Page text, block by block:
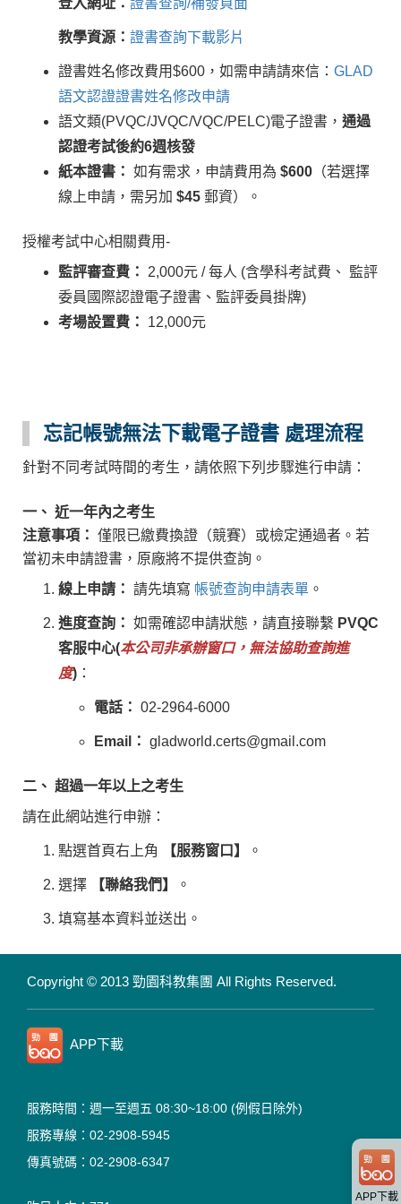
登入網址： 證書查詢/補發頁面
教學資源： 證書查詢下載影片
證書姓名修改費用$600，如需申請請來信： GLAD
語文認證證書姓名修改申請
語文類(PVQC/JVQC/VQC/PELC)電子證書， 通過
認證考試後約6週核發
紙本證書： 如有需求，申請費用為 $600 （若選擇
線上申請，需另加 $45 郵資）。
授權考試中心相關費用-
監評審查費：
2,000元 / 每人 (含學科考試費、 監評
委員國際認證電子證書、監評委員掛牌)
考場設置費：
12,000元
忘記帳號無法下載電子證書 處理流程
針對不同考試時間的考生，請依照下列步驟進行申請：
一、 近一年內之考生
注意事項： 僅限已繳費換證（競賽）或檢定通過者。若
當初未申請證書，原廠將不提供查詢。
線上申請： 請先填寫 帳號查詢申請表單 。
進度查詢： 如需確認申請狀態，請直接聯繫 PVQC
客服中心(本公司非承辦窗口，無法協助查詢進
度) ：
電話： 02-2964-6000
Email： gladworld.certs@gmail.com
二、 超過一年以上之考生
請在此網站進行申辦：
點選首頁右上角 【服務窗口】 。
選擇 【聯絡我們】 。
填寫基本資料並送出。
Copyright © 2013 勁園科教集團 All Rights Reserved.
APP下載
服務時間：週一至週五 08:30~18:00 (例假日除外)
服務專線：02-2908-5945
傳真號碼：02-2908-6347
APP下載